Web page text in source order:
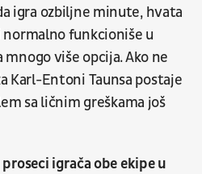
igra ozbiljne minute, hvata
funkcioniše u
više opcija. Ako ne
Karl-Entoni Taunsa postaje
sa ličnim greškama još
igrača obe ekipe u